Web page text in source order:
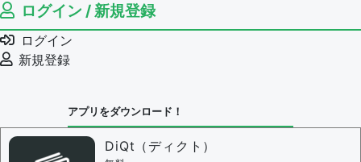
例文の編集権限を持つユーザー -
例文の削除を審査する
審査に対する投票権限を持つユーザー -
決定に必要な投票数 -
問題の編集権限を持つユーザー -すべてのユーザー
審査に対する投票権限を持つユーザー -
ログイン / 新規登録
ログイン
新規登録
アプリをダウンロード！
DiQt（ディクト）